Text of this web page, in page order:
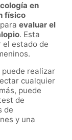
en
físico
evaluar el
. Esta
el estado de
puede realizar
cualquier
puede
de
de
y una